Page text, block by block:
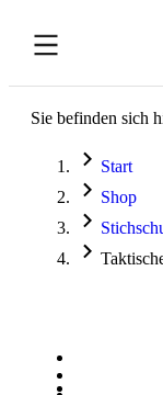
Sie befinden sich
Start
Shop